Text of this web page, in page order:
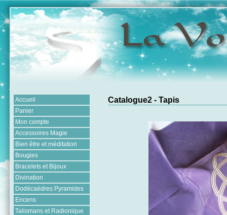
Accueil
Panier
Mon compte
Accessoires Magie
Bien être et méditation
Bougies
Bracelets et Bijoux
Divination
Dodécaèdres Pyramides
Encens
Talismans et Radionique
Catalogue2 - Tapis